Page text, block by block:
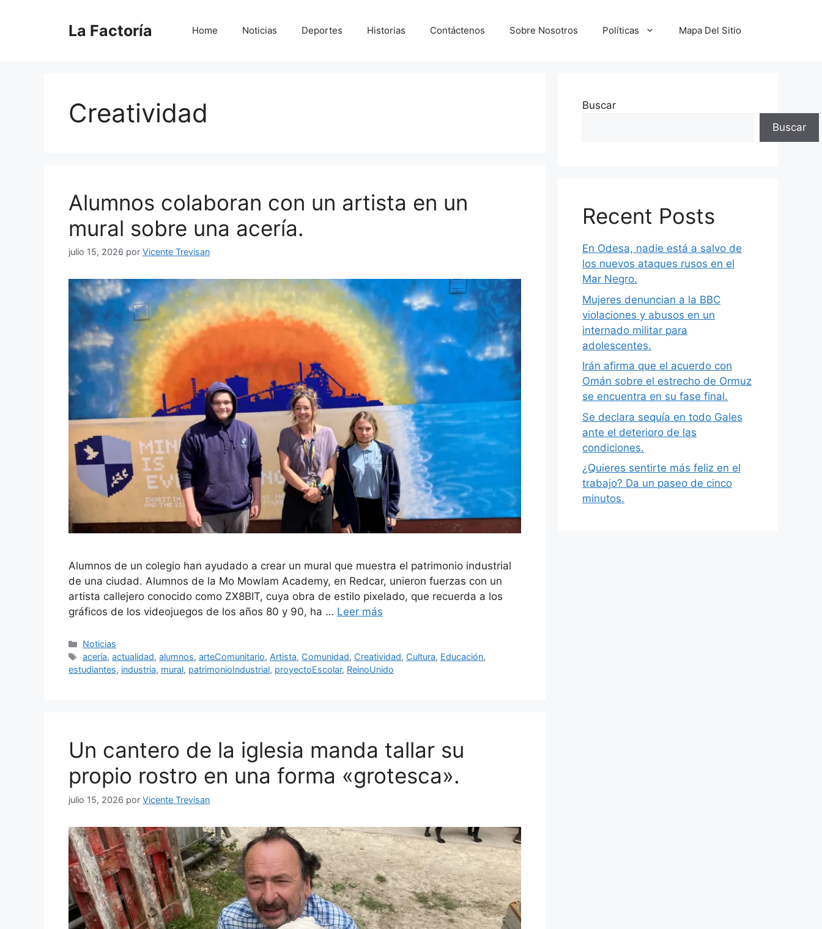
La Factoría Home Noticias Deportes Historias Contáctenos Sobre Nosotros Políticas Mapa Del Sitio
Creatividad
Alumnos colaboran con un artista en un
mural sobre una acería.
julio 15, 2026 por Vicente Trevisan
Alumnos de un colegio han ayudado a crear un mural que muestra el patrimonio industrial
de una ciudad. Alumnos de la Mo Mowlam Academy, en Redcar, unieron fuerzas con un
artista callejero conocido como ZX8BIT, cuya obra de estilo pixelado, que recuerda a los
gráficos de los videojuegos de los años 80 y 90, ha … Leer más
Categorías
Noticias
Etiquetas
acería,actualidad,alumnos,arteComunitario, Artista, Comunidad, Creatividad, Cultura, Educación,
estudiantes, industria, mural, patrimonioIndustrial, proyectoEscolar, ReinoUnido
Un cantero de la iglesia manda tallar su
propio rostro en una forma «grotesca».
julio 15, 2026 por Vicente Trevisan
Buscar
Buscar
Recent Posts
En Odesa, nadie está a salvo de
los nuevos ataques rusos en el
Mar Negro.
Mujeres denuncian a la BBC
violaciones y abusos en un
internado militar para
adolescentes.
Irán afirma que el acuerdo con
Omán sobre el estrecho de Ormuz
se encuentra en su fase final.
Se declara sequía en todo Gales
ante el deterioro de las
condiciones.
¿Quieres sentirte más feliz en el
trabajo? Da un paseo de cinco
minutos.